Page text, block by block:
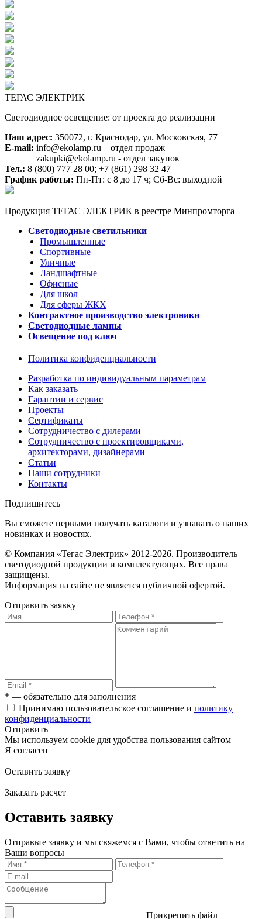
ТЕГАС ЭЛЕКТРИК
Светодиодное освещение: от проекта до реализации
Наш адрес: 350072, г. Краснодар, ул. Московская, 77
E-mail: info@ekolamp.ru – отдел продаж
zakupki@ekolamp.ru - отдел закупок
Тел.: 8 (800) 777 28 00; +7 (861) 298 32 47
График работы: Пн-Пт: с 8 до 17 ч; Сб-Вс: выходной
Продукция ТЕГАС ЭЛЕКТРИК в реестре Минпромторга
Светодиодные светильники
Промышленные
Спортивные
Уличные
Ландшафтные
Офисные
Для школ
Для сферы ЖКХ
Контрактное производство электроники
Светодиодные лампы
Освещение под ключ
Политика конфиденциальности
Разработка по индивидуальным параметрам
Как заказать
Гарантии и сервис
Проекты
Сертификаты
Сотрудничество с дилерами
Сотрудничество с проектировщиками,
архитекторами, дизайнерами
Статьи
Наши сотрудники
Контакты
Подпишитесь
Вы сможете первыми получать каталоги и узнавать о наших
новинках и новостях.
© Компания «Тегас Электрик» 2012-2026. Производитель
светодиодной продукции и комплектующих. Все права
защищены.
Информация на сайте не является публичной офертой.
Отправить заявку
* — обязательно для заполнения
Принимаю пользовательское соглашение и политику
конфиденциальности
Отправить
Мы используем cookie для удобства пользования сайтом
Я согласен
Оставить заявку
Заказать расчет
Оставить заявку
Отправьте заявку и мы свяжемся с Вами, чтобы ответить на
Ваши вопросы
Прикрепить файл